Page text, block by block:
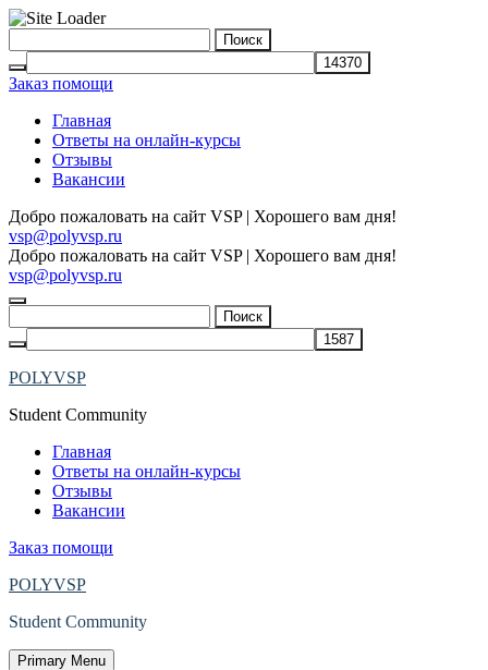
to
content
Заказ помощи
Главная
Ответы на онлайн-курсы
Отзывы
Вакансии
Добро пожаловать на сайт VSP | Хорошего вам дня!
vsp@polyvsp.ru
Добро пожаловать на сайт VSP | Хорошего вам дня!
vsp@polyvsp.ru
POLYVSP
Student Community
Главная
Ответы на онлайн-курсы
Отзывы
Вакансии
Заказ помощи
POLYVSP
Student Community
Primary Menu